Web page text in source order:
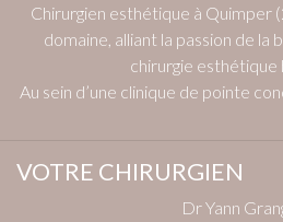
Chirurgien esthétique à Quimper
domaine, alliant la passion de la
chirurgie esthétique
Au sein d’une clinique de pointe
VOTRE CHIRURGIEN
Dr Yann